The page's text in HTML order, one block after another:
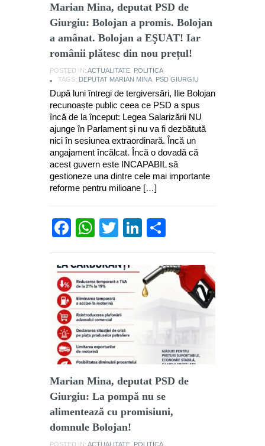
Marian Mina, deputat PSD de
Giurgiu: Bolojan a promis. Bolojan
a amânat. Bolojan a EŞUAT! Iar
românii plătesc din nou prețul!
POSTED IN: ACTUALITATE POLITICA
TAGS: DEPUTAT MARIAN MINA PSD GIURGIU
După luni întregi de tergiversări, Ilie Bolojan
recunoaște public ceea ce PSD a spus
încă de la început: Legea Salarizării NU
ajunge în Parlament și nu va fi dezbătută
nici în sesiunea extraordinară. Încă un
angajament încălcat. Încă o dovadă că
acest guvern este INCAPABIL să
gestioneze una dintre cele mai importante
reforme pentru milioane […]
Facebook
WhatsApp
TwitterLinkedIn
Marian Mina, deputat PSD de
Giurgiu: La pompă nu se
alimentează cu promisiuni,
domnule Bolojan!
POSTED IN: ACTUALITATE POLITICA